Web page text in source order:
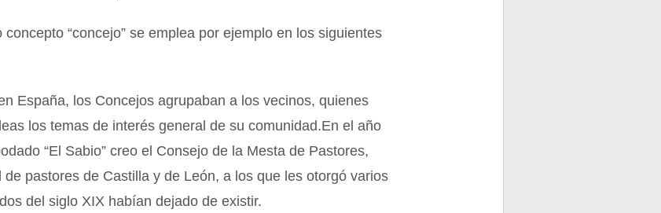
“concejo” se emplea por ejemplo en los siguientes
España, los Concejos agrupaban a los vecinos, quienes
los temas de interés general de su comunidad.En el año
“El Sabio” creo el Consejo de la Mesta de Pastores,
de pastores de Castilla y de León, a los que les otorgó varios
del siglo XIX habían dejado de existir.